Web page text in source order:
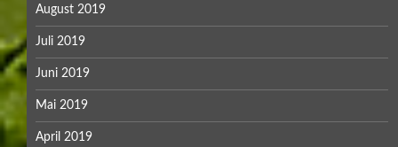
August 2019
Juli 2019
Juni 2019
Mai 2019
April 2019